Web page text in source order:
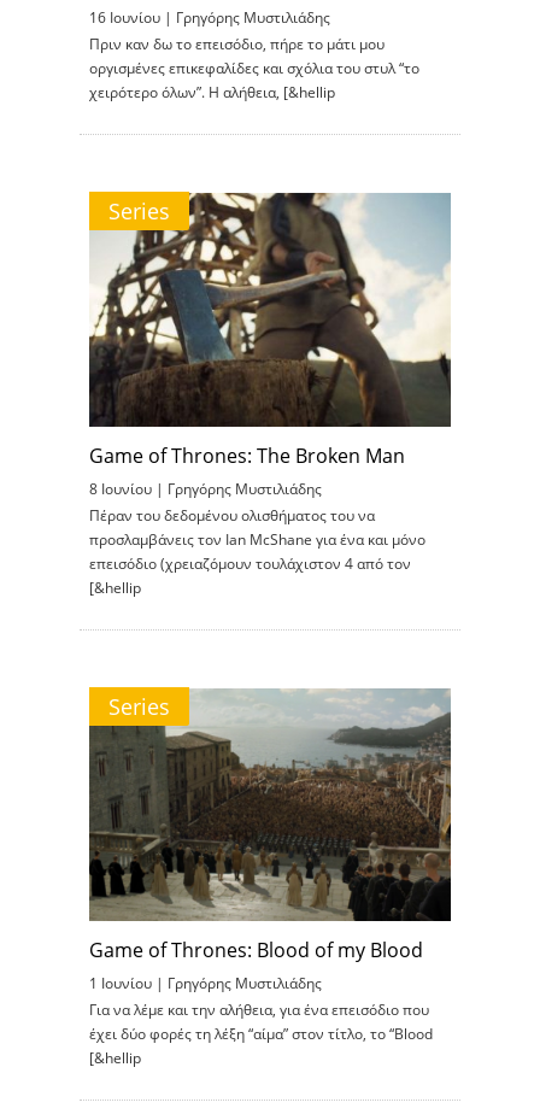
16 Ιουνίου | Γρηγόρης Μυστιλιάδης
Πριν καν δω το επεισόδιο, πήρε το μάτι μου
οργισμένες επικεφαλίδες και σχόλια του στυλ “το
χειρότερο όλων”. Η αλήθεια, [&hellip
Series
Game of Thrones: The Broken Man
8 Ιουνίου | Γρηγόρης Μυστιλιάδης
Πέραν του δεδομένου ολισθήματος του να
προσλαμβάνεις τον Ian McShane για ένα και μόνο
επεισόδιο (χρειαζόμουν τουλάχιστον 4 από τον
[&hellip
Series
Game of Thrones: Blood of my Blood
1 Ιουνίου | Γρηγόρης Μυστιλιάδης
Για να λέμε και την αλήθεια, για ένα επεισόδιο που
έχει δύο φορές τη λέξη “αίμα” στον τίτλο, το “Blood
[&hellip